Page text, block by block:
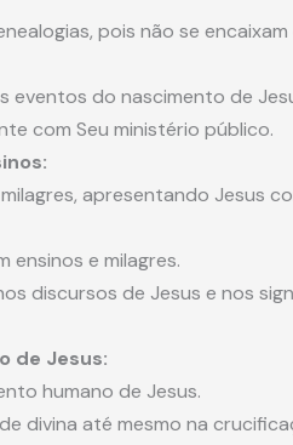
pois não se
eventos do nascimento de
com Seu ministério público.
apresentando Jesus
ensinos e milagres.
discursos de Jesus e nos
de Jesus:
humano de Jesus.
divina até mesmo na